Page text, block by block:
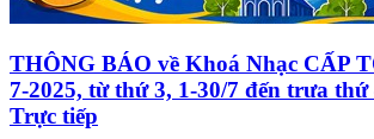
THÔNG BÁO về Khoá Nhạc CẤP
7-2025, từ thứ 3, 1-30/7 đến trưa thứ
Trực tiếp